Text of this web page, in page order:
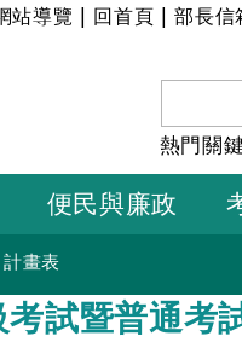
站導覽 回首頁 |部長信
熱門關
便民與廉政
畫表
試暨普通考